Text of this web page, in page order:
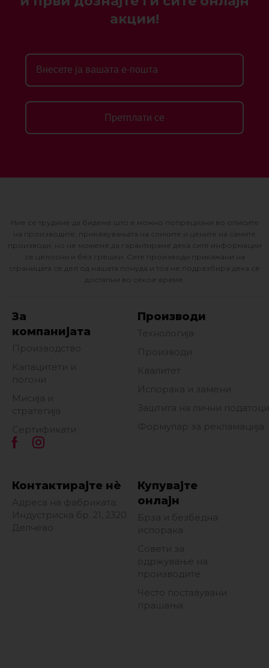
акции!
Претплати се
Ние се трудиме да бидеме што е можно попрецизни во описите
на производите, прикажувањата на сликите и цените на самите
производи, но не можеме да гарантираме дека сите информации
се целосни и без грешки. Сите производи прикажани на
страницата се дел од нашата понуда и тоа не подразбира дека се
достапни во секое време.
За
компанијата
Производство
Капацитети и
погони
Мисија и
стратегија
Сертификати
Производи
Технологија
Производи
Квалитет
Испорака и замени
Заштита на лични податоци
Формулар за рекламација
Контактирајте нè
Адреса на фабриката:
Индустриска бр. 21, 2320
Делчево
Купувајте
онлајн
Брза и безбедна
испорака
Совети за
одржување на
производите
Често поставувани
прашања